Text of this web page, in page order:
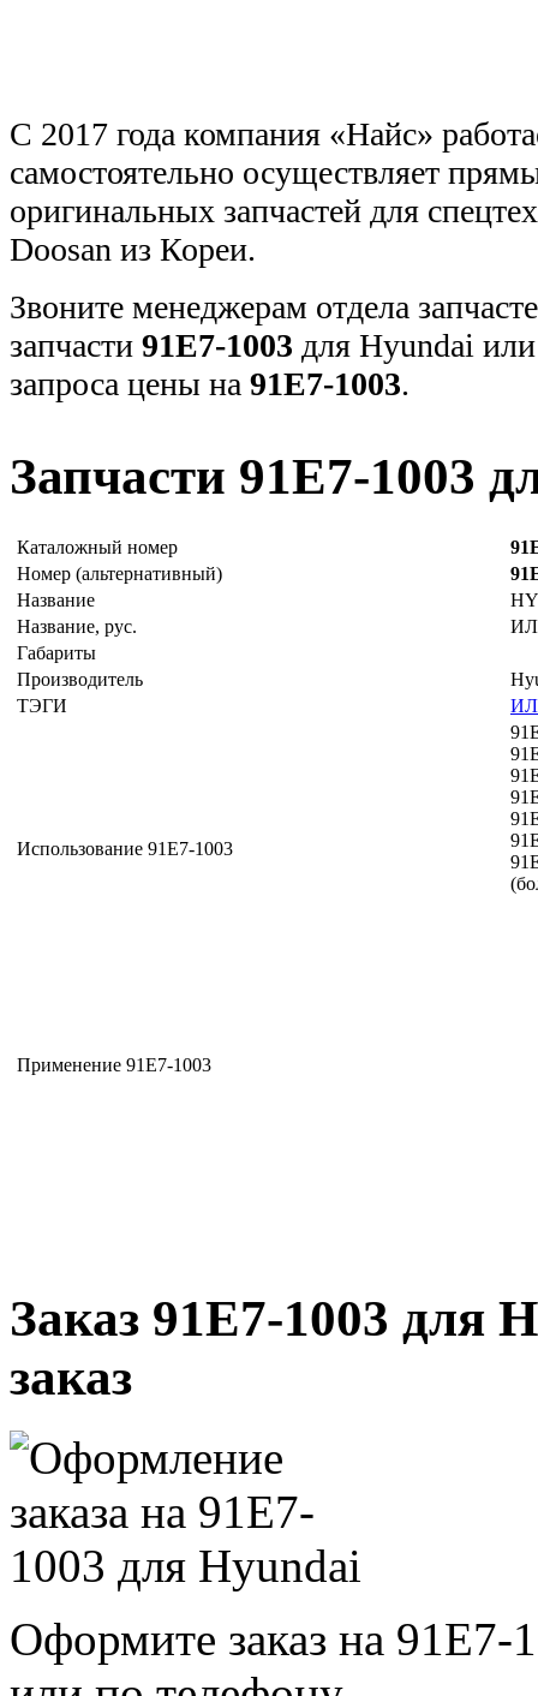
С 2017 года компания «Найс»
самостоятельно осуществляет
оригинальных запчастей для
Doosan из Кореи.
Звоните менеджерам отдела
запчасти 91E7-1003 для Hyundai
запроса цены на 91E7-1003.
Запчасти 91E7-1003
Каталожный номер
Номер (альтернативный)
Название
Название, рус.
Габариты
Производитель
ТЭГИ
Использование 91E7-1003
Применение 91E7-1003
Заказ 91E7-1003 для
заказ
Оформите заказ на 91E7-